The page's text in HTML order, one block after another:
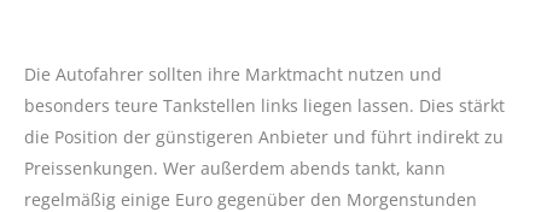
Die Autofahrer sollten ihre Marktmacht nutzen und
besonders teure Tankstellen links liegen lassen. Dies stärkt
die Position der günstigeren Anbieter und führt indirekt zu
Preissenkungen. Wer außerdem abends tankt, kann
regelmäßig einige Euro gegenüber den Morgenstunden